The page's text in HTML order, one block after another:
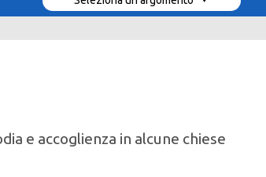
e accoglienza in alcune chiese